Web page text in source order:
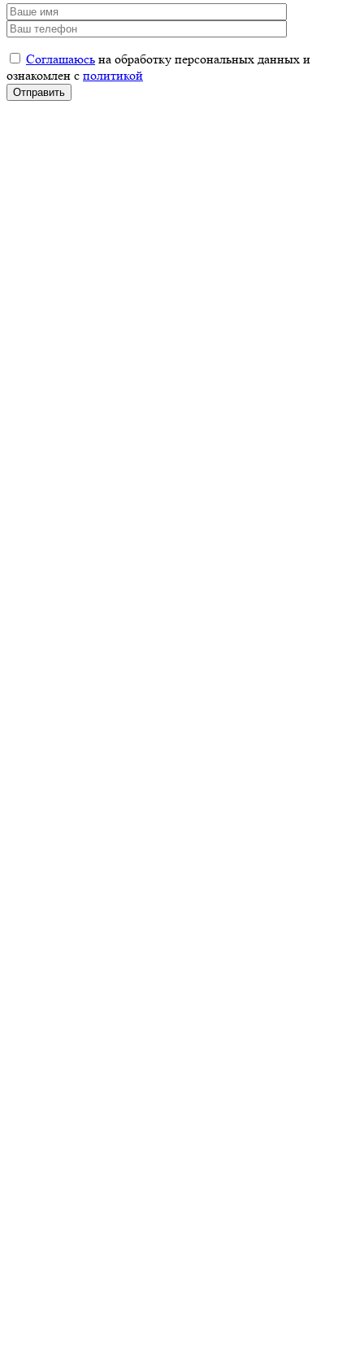
Соглашаюсь на обработку персональных данных и
ознакомлен с политикой